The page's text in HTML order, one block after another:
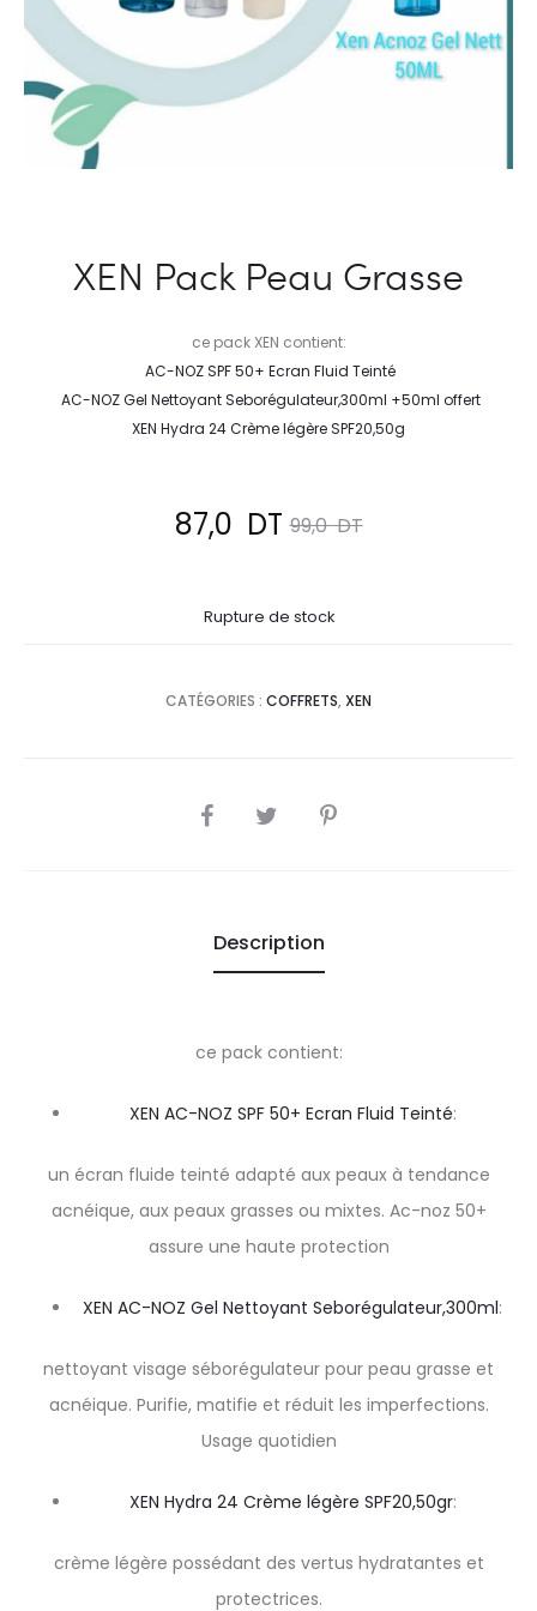
XEN Pack Peau Grasse
ce pack XEN contient:
AC-NOZ SPF 50+ Ecran Fluid Teinté
AC-NOZGel Nettoyant Seborégulateur,300ml +50ml offert
XEN Hydra 24 Crème légère SPF20,50g
99,0DT
Le
initial
était :
DT.
87,0 DT
est :
Rupture de stock
CATÉGORIES : COFFRETS, XEN
SHARE
Description
ce pack contient:
XEN AC-NOZ SPF 50+ Ecran Fluid Teinté:
un écran fluide teinté adapté aux peaux à tendance
acnéique, aux peaux grasses ou mixtes. Ac-noz 50+
assure une haute protection
XEN AC-NOZ Gel Nettoyant Seborégulateur,300ml:
nettoyant visage séborégulateur pour peau grasse et
acnéique. Purifie, matifie et réduit les imperfections.
Usage quotidien
XEN Hydra 24 Crème légère SPF20,50gr:
crème légère possédant des vertus hydratantes et
protectrices.